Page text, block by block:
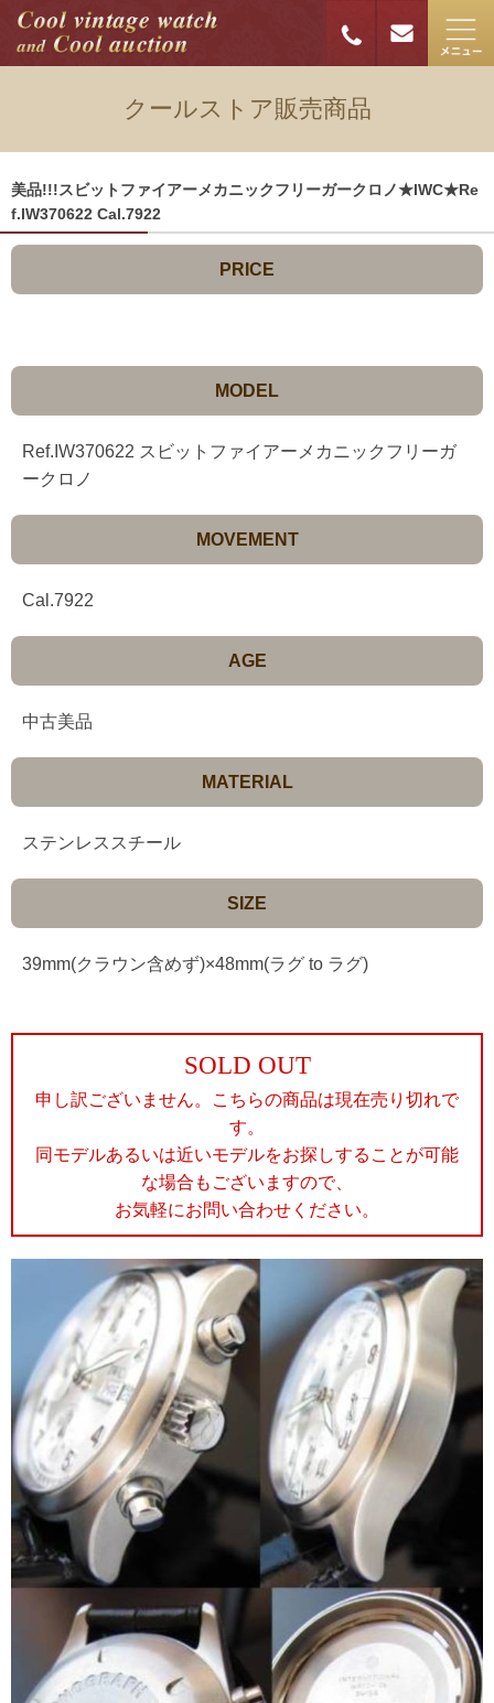
クールストア販売商品
美品!!!スビットファイアーメカニックフリーガークロノ★IWC★Re
f.IW370622 Cal.7922
PRICE
MODEL
Ref.IW370622 スビットファイアーメカニックフリーガ
ークロノ
MOVEMENT
Cal.7922
AGE
中古美品
MATERIAL
ステンレススチール
SIZE
39mm(クラウン含めず)×48mm(ラグ to ラグ)
SOLD OUT
申し訳ございません。こちらの商品は現在売り切れで
す。
同モデルあるいは近いモデルをお探しすることが可能
な場合もございますので、
お気軽にお問い合わせください。